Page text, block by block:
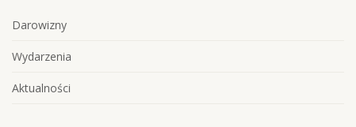
Darowizny
Wydarzenia
Aktualności